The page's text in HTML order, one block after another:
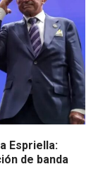
Espriella:
de banda